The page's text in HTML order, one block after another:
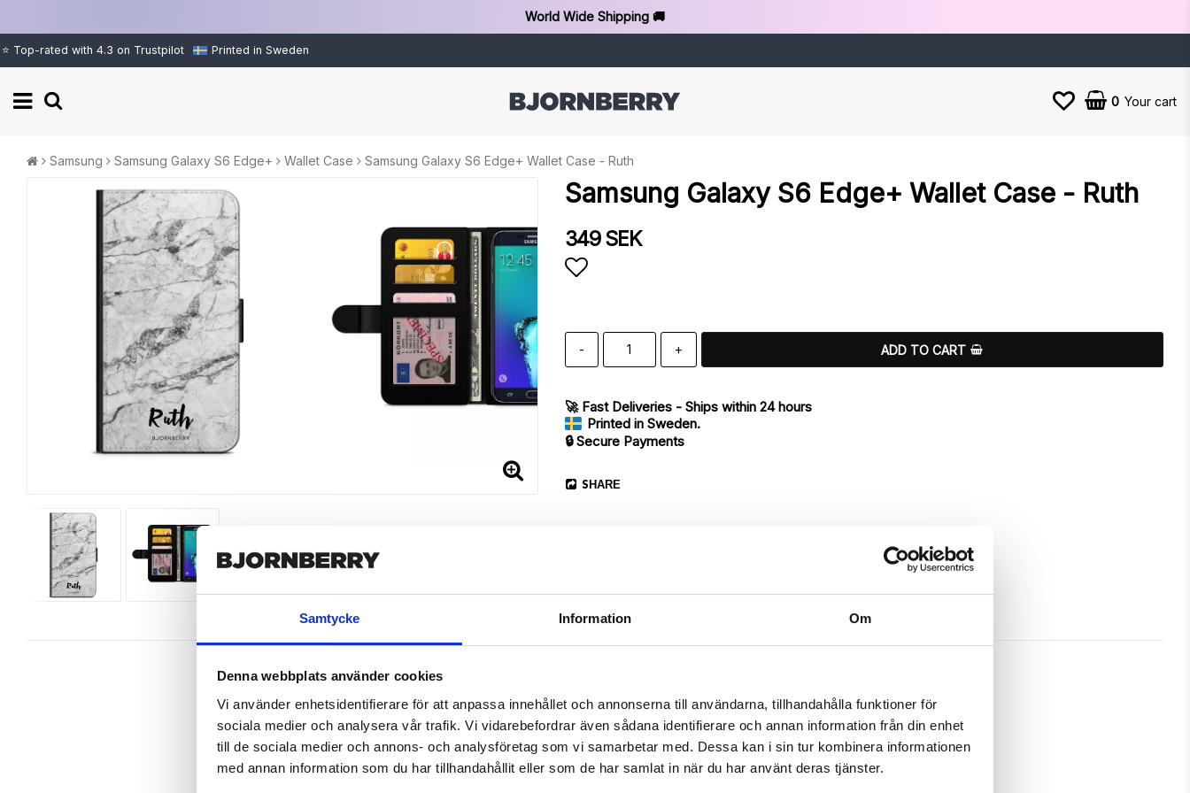
Samtycke Information Om
Denna webbplats använder cookies
Vi använder enhetsidentifierare för att anpassa innehållet och annonserna till användarna, tillhandahålla funktioner för
sociala medier och analysera vår trafik. Vi vidarebefordrar även sådana identifierare och annan information från din enhet
till de sociala medier och annons- och analysföretag som vi samarbetar med. Dessa kan i sin tur kombinera informationen
med annan information som du har tillhandahållit eller som de har samlat in när du har använt deras tjänster.
World Wide Shipping 🚚
⭐ Top-rated with 4.3 on Trustpilot Printed in Sweden
0 Your cart
Samsung Samsung Galaxy S6 Edge+ Wallet Case Samsung Galaxy S6 Edge+ Wallet Case - Ruth
Samsung Galaxy S6 Edge+ Wallet Case - Ruth
349 SEK
- + ADD TO CART
🚀 Fast Deliveries - Ships within 24 hours
Printed in Sweden.
🔒 Secure Payments
SHARE
Article no.: 203787
Wallet case from Bjornberry for your Samsung Galaxy S6 Edge+ with a exclusive unique “Ruth”-print. Which gives great protection and
has a unique design.